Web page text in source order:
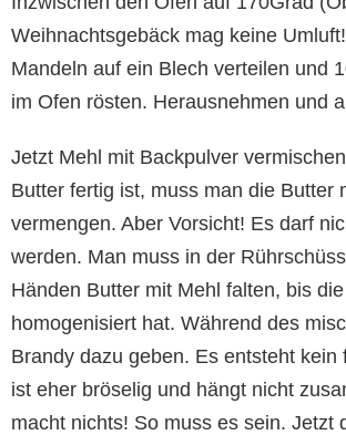
Weihnachtsgebäck mag keine
Mandeln auf ein Blech verteilen und
im Ofen rösten. Herausnehmen und
Jetzt Mehl mit Backpulver
Butter fertig ist, muss man die Butter
vermengen. Aber Vorsicht! Es darf
werden. Man muss in der
Händen Butter mit Mehl falten, bis
homogenisiert hat. Während des
Brandy dazu geben. Es entsteht kein
ist eher bröselig und hängt nicht
macht nichts! So muss es sein. Jetzt